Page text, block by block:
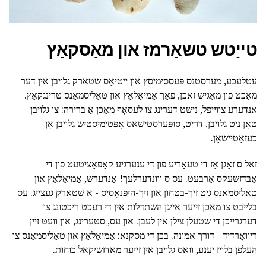
טייַטש טשאַרמז און מאַסקאַץ
עטלעכע, מערסטנס פּעססימיסץ און ייטיאַס שטארק גלויבן אין דער
מאַכט פון מאַגיש זאכן, פאַך אַמיאַלאַץ און טאַליסמאַנס טרינגקאַץ.
אנדערע צווייפל, נישט דערינג צו לעסאָף מאַכן אַ ברירה: צו גלויבן -
טאָן ניט גלויבן. דריט, סופּערסטישאַס אָפּטימיסטיש גלויבן אָן
כעזאַטיישאַן.
זאל ס זאָגן אַז די טעאָריע פון די ענערגיע קאַפּאַציטעט פון די
אַבדזשעקס אַרבעט. עס ס ווונדערלעך! אַנדערש, אַמיאַלאַץ און
טאַליסמאַנס גיט זיך-בטחון און זיך-היפּנאָסיס - אַ שטאַרק געצייַג. עס
בלייבט צו מאַכן זייער אייגן השתדלות אין די רעכט ריכטונג צו
דערגרייכן די שטעלן צילן אין לעבן. און עס, סטערינג, און וועט זיין
ריוואָרדיד - דורך אמונה. בכן די מסקנא: אַמיאַלאַץ און טאַליסמאַנס צו
העלפן בלויז יענע, וואס גלויבן אין זייער מאַדזשיקאַל כוחות.